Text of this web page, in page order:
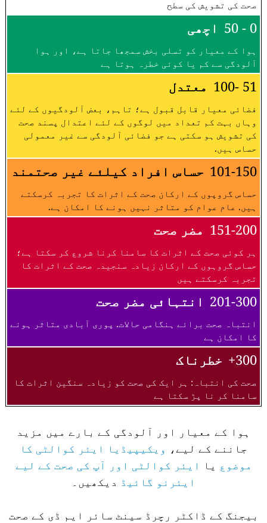
صحت کی تشویش کی سطح
0 - 50 اچھی
ہوا کے معیار کو تسلی بخش سمجھا جاتا ہے، اور ہوا
آلودگی سے کم یا کوئی خطرہ ہوتا ہے
51 -100 معتدل
فضائی معیار قابل قبول ہے؛ تاہم، بعض آلودگیوں کے لئے
وہاں بہت کم تعداد میں لوگوں کے لئے اعتدال پسند صحت
کی تشویش ہو سکتی ہے جو فضائی آلودگی سے غیر معمولی
حساس ہیں.
101-150 حساس افراد کیلئے غیر صحتمند
حساس گروپوں کے ارکان صحت کے اثرات کا تجربہ کرسکتے
ہیں. عام عوام کو متاثر نہیں ہونے کا امکان ہے.
151-200 مضر صحت
ہر کوئی صحت کے اثرات کا سامنا کرنا شروع کر سکتا ہے؛
حساس گروہوں کے ارکان زیادہ سنجیدہ صحت کے اثرات کا
تجربہ کرسکتے ہیں
201-300 انتہائی مضر صحت
انتباہ صحت برائے ہنگامی حالات. پوری آبادی متاثر ہونے
کا امکان ہے
300+ خطرناک
صحت کی انتباہ: ہر ایک کی صحت کو زیادہ سنگین اثرات کا
سامنا کر نا پڑ سکتا ہے
ہوا کے معیار اور آلودگی کے بارے میں مزید
جاننے کے لیے، ویکیپیڈیا ایئر کوالٹی کا
موضوع یا
ایئر کوالٹی اور آپ کی صحت کے لیے
ایئرنو گائیڈ دیکھیں۔
بیجنگ کے ڈاکٹر رچرڈ سینٹ سائر ایم ڈی کے صحت